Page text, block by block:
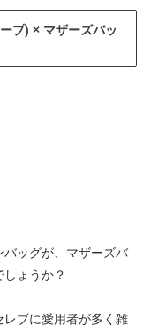
プ) × マザーズバッ
ッグが、マザーズバ
ょうか？
ブに愛用者が多く雑